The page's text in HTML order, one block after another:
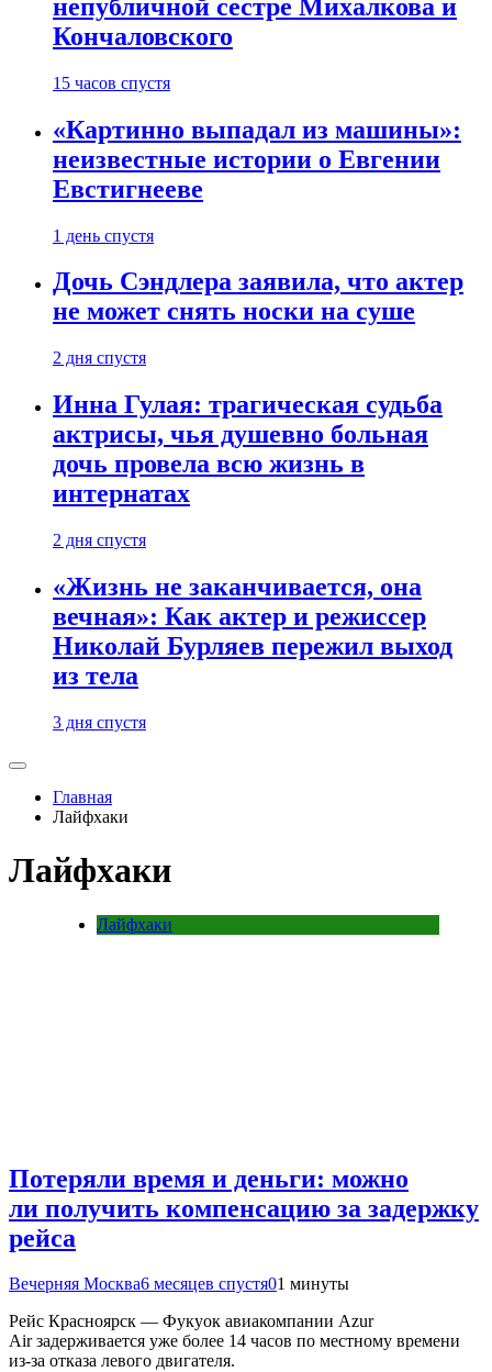
непубличной сестре Михалкова и
Кончаловского
15 часов спустя
«Картинно выпадал из машины»:
неизвестные истории о Евгении
Евстигнееве
1 день спустя
Дочь Сэндлера заявила, что актер
не может снять носки на суше
2 дня спустя
Инна Гулая: трагическая судьба
актрисы, чья душевно больная
дочь провела всю жизнь в
интернатах
2 дня спустя
«Жизнь не заканчивается, она
вечная»: Как актер и режиссер
Николай Бурляев пережил выход
из тела
3 дня спустя
Главная
Лайфхаки
Лайфхаки
Лайфхаки
Потеряли время и деньги: можно
ли получить компенсацию за задержку
рейса
Вечерняя Москва6 месяцев спустя01 минуты
Рейс Красноярск — Фукуок авиакомпании Azur
Air задерживается уже более 14 часов по местному времени
из-за отказа левого двигателя.